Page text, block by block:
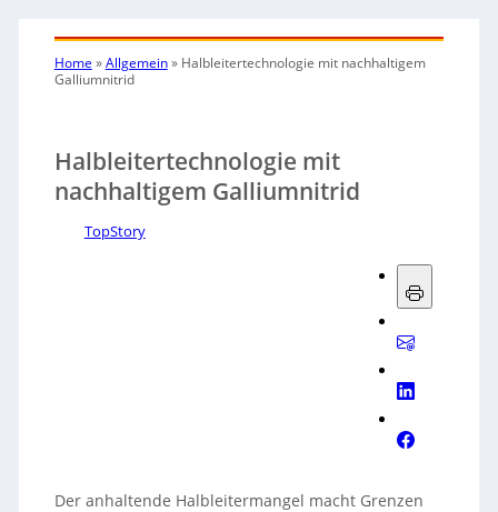
Home »Allgemein» Halbleitertechnologie mit nachhaltigem
Galliumnitrid
Halbleitertechnologie mit
nachhaltigem Galliumnitrid
TopStory
Der anhaltende Halbleitermangel macht Grenzen